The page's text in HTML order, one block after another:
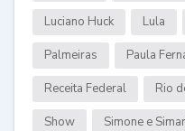
Luciano Huck Lula
Palmeiras Paula
Receita Federal Rio
Show Simone e